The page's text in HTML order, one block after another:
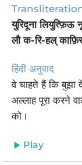
युरिदूना लियुत्फ़िऊ
लौ क-रि-हल्
हिंदी अनुवाद
वे चाहते हैं कि
अल्लाह पूरा करने
को।
Play